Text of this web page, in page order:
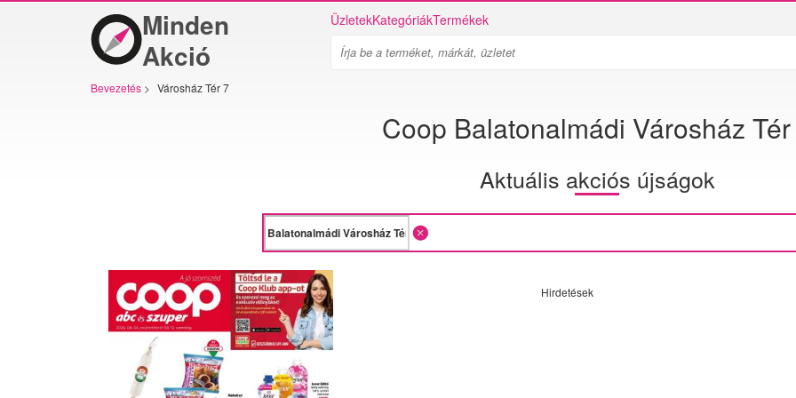
Minden
Akció
ÜzletekKategóriákTermékek
Bevezetés > Városház Tér 7
Coop Balatonalmádi Városház
Aktuális akciós újságok
Hirdetések